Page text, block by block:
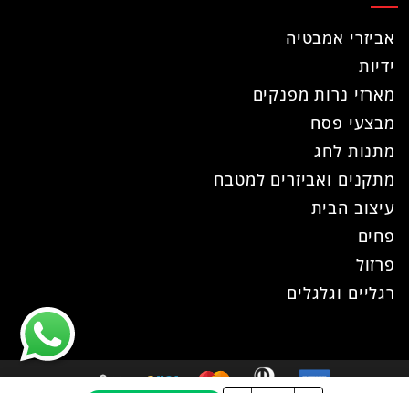
אביזרי אמבטיה
ידיות
מארזי נרות מפנקים
מבצעי פסח
מתנות לחג
מתקנים ואביזרים למטבח
עיצוב הבית
פחים
פרזול
רגליים וגלגלים